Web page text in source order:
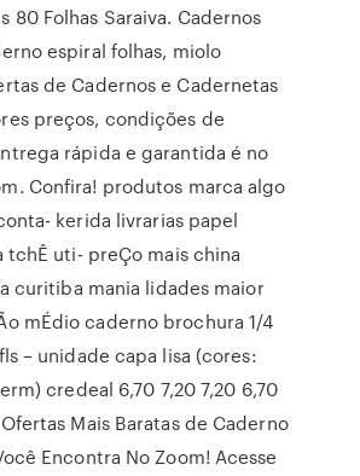
80 Folhas Saraiva. Cadernos
espiral folhas, miolo
de Cadernos e Cadernetas
preços, condições de
rápida e garantida é no
Confira! produtos marca algo
kerida livrarias papel
tchÊ uti- preÇo mais china
curitiba mania lidades maior
mÉdio caderno brochura 1/4
– unidade capa lisa (cores:
credeal 6,70 7,20 7,20 6,70
Mais Baratas de Caderno
Encontra No Zoom! Acesse